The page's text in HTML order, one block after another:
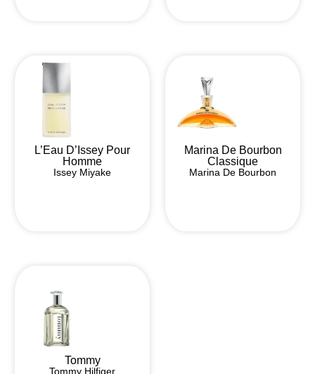
L’Eau D’Issey Pour
Homme
Issey Miyake
Marina De Bourbon
Classique
Marina De Bourbon
Tommy
Tommy Hilfiger